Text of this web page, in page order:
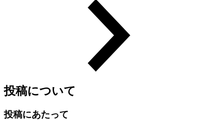
投稿について
投稿にあたって